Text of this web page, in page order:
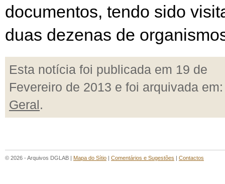
documentos, tendo sido
duas dezenas de
Esta notícia foi publicada em 19 de
Fevereiro de 2013 e foi arquivada em:
Geral.
© 2026 - Arquivos DGLAB | Mapa do Sítio | Comentários e Sugestões | Contactos